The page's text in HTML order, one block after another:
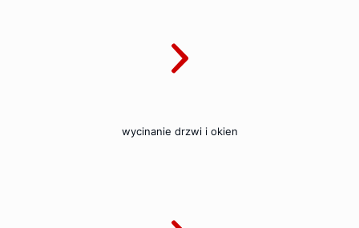
wycinanie drzwi i okien